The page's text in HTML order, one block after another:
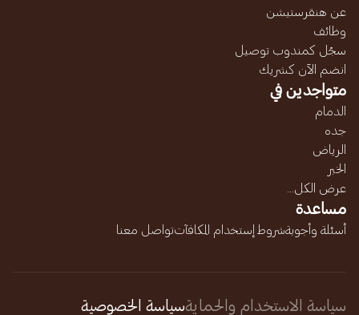
عن هنقرستيشن
وظائف
سجّل كمندوب توصيل
انضم الآن كشريك
متواجدين في
الدمام
جده
الرياض
الخبر
عرض الكل...
مساعدة
أسئلة وأجوبةشروط إستخدام المكافآتتواصل معنا
سياسة الاستخدام والحمايةسياسة الخصوصية